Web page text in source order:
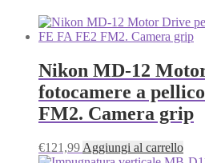
Nikon MD-12
fotocamere a
FM2. Camera grip
€121,99 Aggiungi al carrello